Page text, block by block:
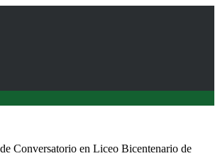
Conversatorio en Liceo Bicentenario de